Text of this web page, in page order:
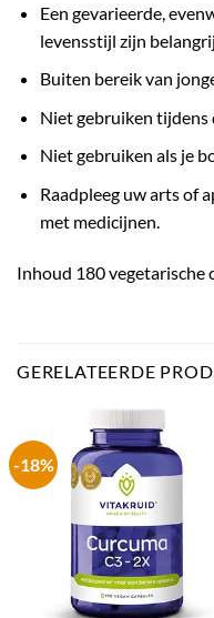
Een gevarieerde,
levensstijl zijn
Buiten bereik van
Niet gebruiken tijdens
Niet gebruiken als je
Raadpleeg uw arts of
met medicijnen.
Inhoud 180 vegetarische
GERELATEERDE
-18%